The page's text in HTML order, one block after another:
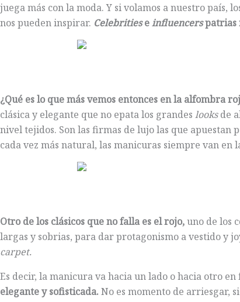
juega más con la moda. Y si volamos a nuestro país,
nos pueden inspirar. Celebritieseinfluencerspatrias
¿Qué es lo que más vemos entonces en la alfombra
clásica y elegante que no epata los grandes looksde
nivel tejidos. Son las firmas de lujo las que apuestan
cada vez más natural, las manicuras siempre van en
Otro de los clásicos que no falla es el rojo,uno de los
largas y sobrias, para dar protagonismo a vestido y
carpet.
Es decir, la manicura va hacia un lado o hacia otro
elegante y sofisticada. No es momento de arriesgar,